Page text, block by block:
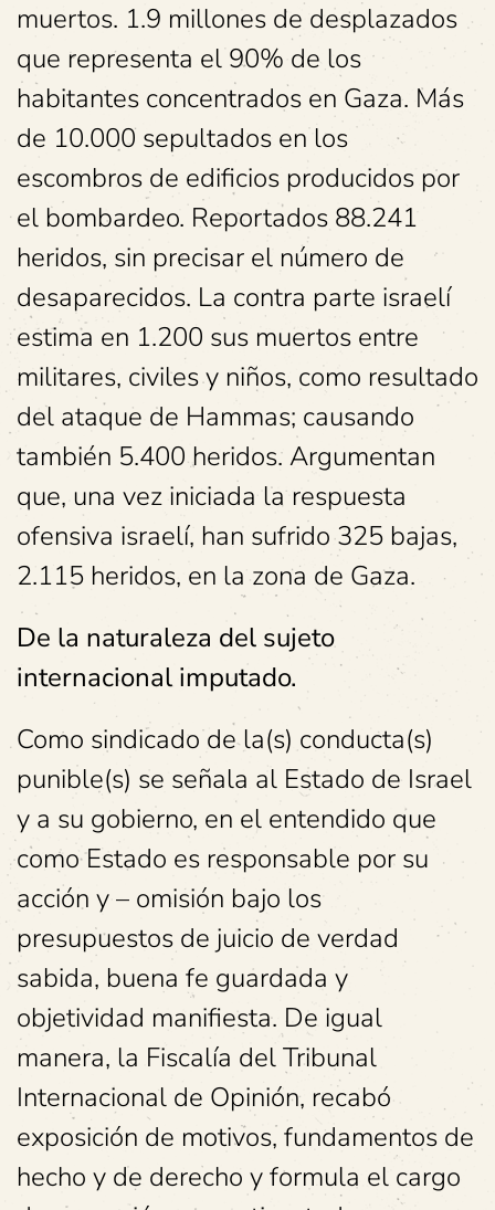
muertos. 1.9 millones de desplazados
que representa el 90% de los
habitantes concentrados en Gaza. Más
de 10.000 sepultados en los
escombros de edificios producidos por
el bombardeo. Reportados 88.241
heridos, sin precisar el número de
desaparecidos. La contra parte israelí
estima en 1.200 sus muertos entre
militares, civiles y niños, como resultado
del ataque de Hammas; causando
también 5.400 heridos. Argumentan
que, una vez iniciada la respuesta
ofensiva israelí, han sufrido 325 bajas,
2.115 heridos, en la zona de Gaza.
De la naturaleza del sujeto
internacional imputado.
Como sindicado de la(s) conducta(s)
punible(s) se señala al Estado de Israel
y a su gobierno, en el entendido que
como Estado es responsable por su
acción y – omisión bajo los
presupuestos de juicio de verdad
sabida, buena fe guardada y
objetividad manifiesta. De igual
manera, la Fiscalía del Tribunal
Internacional de Opinión, recabó
exposición de motivos, fundamentos de
hecho y de derecho y formula el cargo